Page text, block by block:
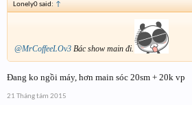
Lonely0 said: ↑
@MrCoffeeLOv3 Bác show main đi.
Đang ko ngồi máy, hơn main sóc 20sm + 20k vp
21 Tháng tám 2015